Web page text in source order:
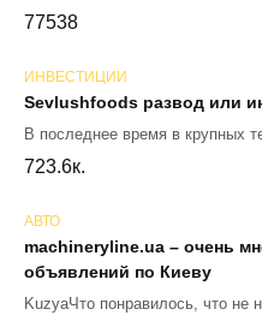
77538
ИНВЕСТИЦИИ
Sevlushfoods развод или
В последнее время в крупных
723.6к.
АВТО
machineryline.ua – очень
объявлений по Киеву
KuzyaЧто понравилось, что не